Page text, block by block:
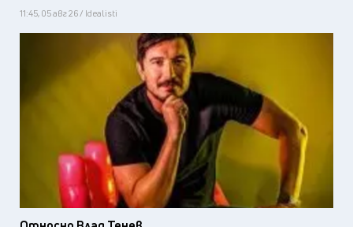
11:45, 05 авг 26 / Idealisti